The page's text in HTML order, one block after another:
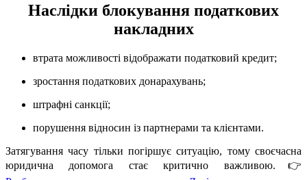
Наслідки блокування податкових
накладних
втрата можливості відображати податковий кредит;
зростання податкових донарахувань;
штрафні санкції;
порушення відносин із партнерами та клієнтами.
Затягування часу тільки погіршує ситуацію, тому своєчасна
юридична допомога стає критично важливою.👉